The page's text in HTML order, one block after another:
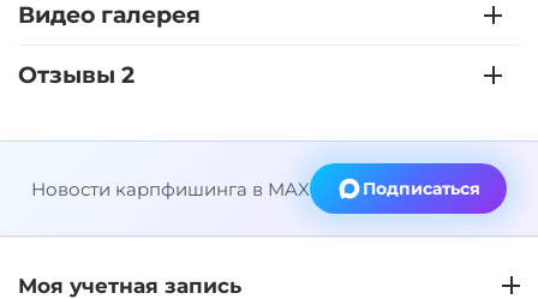
Видео галерея
Отзывы 2
Новости карпфишинга в MAX Подписаться
Моя учетная запись